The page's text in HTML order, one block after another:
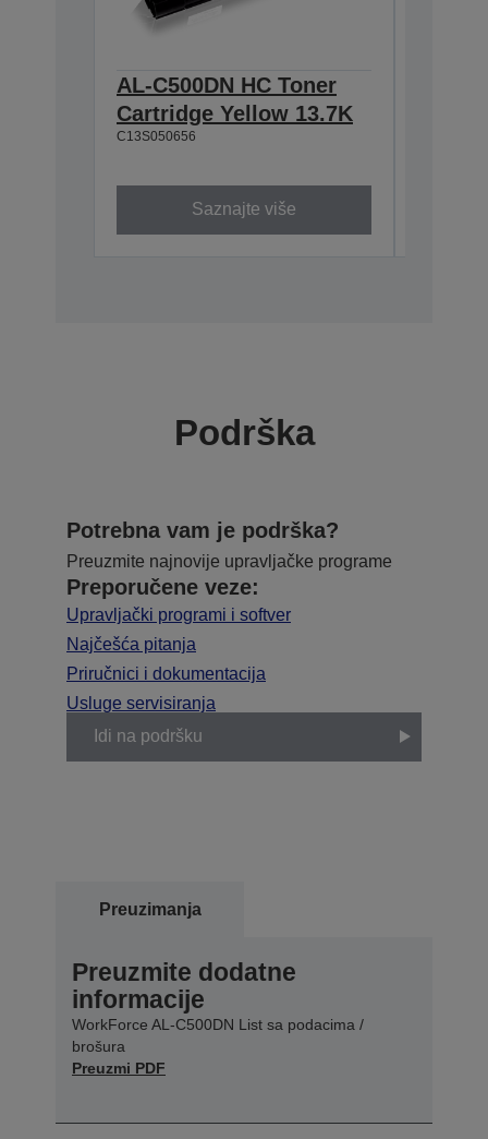
AL-C500DN HC Toner
Cartridge Yellow 13.7K
C13S050656
Saznajte više
Podrška
Potrebna vam je podrška?
Preuzmite najnovije upravljačke programe
Preporučene veze:
Upravljački programi i softver
Najčešća pitanja
Priručnici i dokumentacija
Usluge servisiranja
Idi na podršku
Preuzimanja
Preuzmite dodatne
informacije
WorkForce AL-C500DN List sa podacima /
brošura
Preuzmi PDF